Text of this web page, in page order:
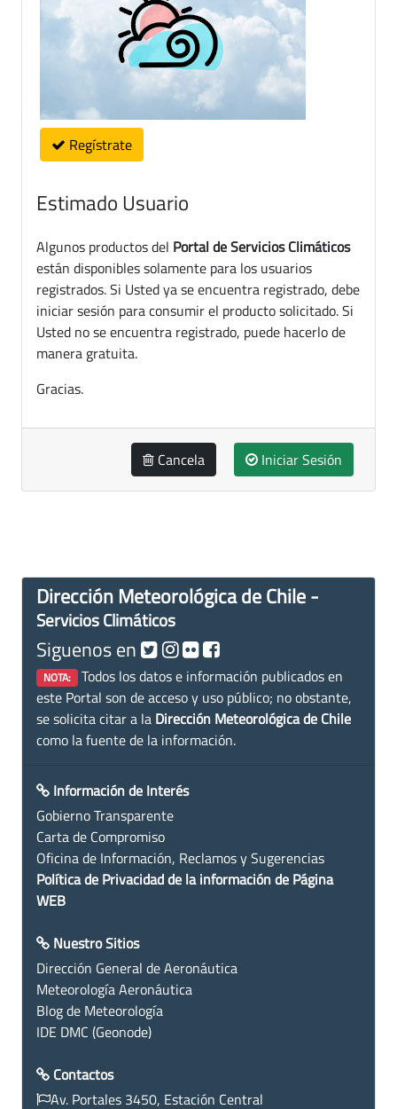
Regístrate
Estimado Usuario
Algunos productos del Portal de Servicios Climáticos
están disponibles solamente para los usuarios
registrados. Si Usted ya se encuentra registrado, debe
iniciar sesión para consumir el producto solicitado. Si
Usted no se encuentra registrado, puede hacerlo de
manera gratuita.
Gracias.
Cancela Iniciar Sesión
Dirección Meteorológica de Chile -
Servicios Climáticos
Siguenos en
NOTA: Todos los datos e información publicados en
este Portal son de acceso y uso público; no obstante,
se solicita citar a la Dirección Meteorológica de Chile
como la fuente de la información.
Información de Interés
Gobierno Transparente
Carta de Compromiso
Oficina de Información, Reclamos y Sugerencias
Política de Privacidad de la información de Página
WEB
Nuestro Sitios
Dirección General de Aeronáutica
Meteorología Aeronáutica
Blog de Meteorología
IDE DMC (Geonode)
Contactos
Av. Portales 3450, Estación Central